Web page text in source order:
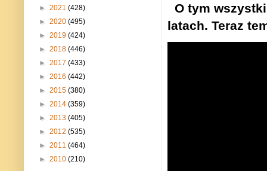
O tym
latach. Teraz
► 2021 (428)
► 2020 (495)
► 2019 (424)
► 2018 (446)
► 2017 (433)
► 2016 (442)
► 2015 (380)
► 2014 (359)
► 2013 (405)
► 2012 (535)
► 2011 (464)
► 2010 (210)